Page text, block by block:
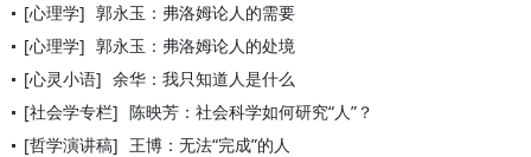
[心理学] 郭永玉：弗洛姆论人的需要
[心理学] 郭永玉：弗洛姆论人的处境
[心灵小语] 余华：我只知道人是什么
[社会学专栏] 陈映芳：社会科学如何研究“人”？
[哲学演讲稿] 王博：无法“完成”的人